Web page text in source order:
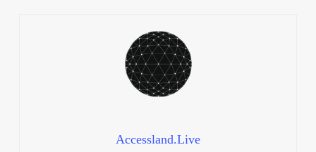
Accessland.Live